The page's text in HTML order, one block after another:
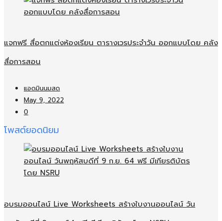
แจกฟรี สื่อตกแต่งห้องเรียน ตารางเวรประจำวัน ออกแบบโดย คลัง
สื่อการสอน
แอดมินนมสด
May 9, 2022
0
โพสต์ยอดนิยม
อบรมออนไลน์​ Live Worksheets สร้างใบงานออนไลน์​ วัน